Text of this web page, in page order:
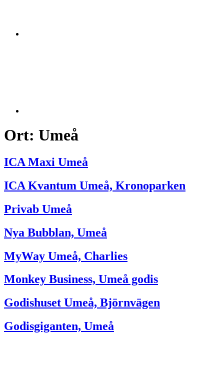
Ort: Umeå
ICA Maxi Umeå
ICA Kvantum Umeå, Kronoparken
Privab Umeå
Nya Bubblan, Umeå
MyWay Umeå, Charlies
Monkey Business, Umeå godis
Godishuset Umeå, Björnvägen
Godisgiganten, Umeå